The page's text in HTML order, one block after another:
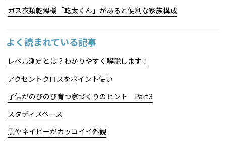
ガス衣類乾燥機「乾太くん」があると便利な家族構成
よく読まれている記事
レベル測定とは？わかりやすく解説します！
アクセントクロスをポイント使い
子供がのびのび育つ家づくりのヒント Part3
スタディスペース
黒やネイビーがカッコイイ外観